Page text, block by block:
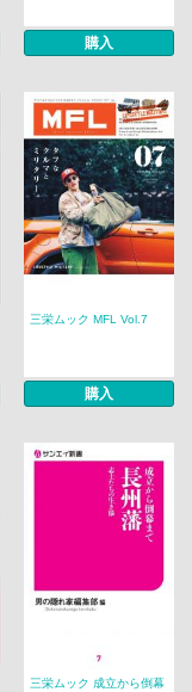
購入
三栄ムック MFL Vol.7
購入
三栄ムック 成立から倒幕